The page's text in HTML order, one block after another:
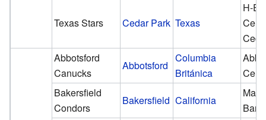
Texas Stars Cedar Park Texas
H-E-
Abbotsford
Canucks
Abbotsford
Columbia
Británica
Bakersfield
Condors
Bakersfield California